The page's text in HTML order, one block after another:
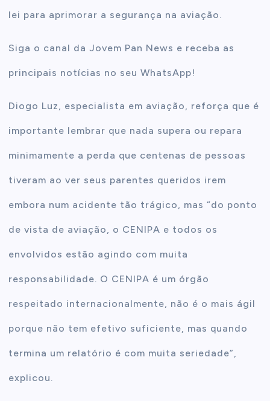
lei para aprimorar a segurança na aviação.
Siga o canal da Jovem Pan News e receba as
principais notícias no seu WhatsApp!
Diogo Luz, especialista em aviação, reforça que é
importante lembrar que nada supera ou repara
minimamente a perda que centenas de pessoas
tiveram ao ver seus parentes queridos irem
embora num acidente tão trágico, mas “do ponto
de vista de aviação, o CENIPA e todos os
envolvidos estão agindo com muita
responsabilidade. O CENIPA é um órgão
respeitado internacionalmente, não é o mais ágil
porque não tem efetivo suficiente, mas quando
termina um relatório é com muita seriedade”,
explicou.